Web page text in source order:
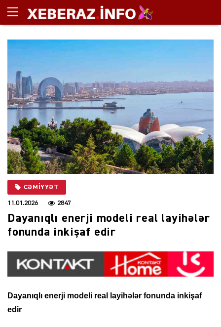
CƏMIYYƏT
11.01.2026 2847
Dayanıqlı enerji modeli real layihələr
fonunda inkişaf edir
Dayanıqlı enerji modeli real layihələr fonunda inkişaf
edir